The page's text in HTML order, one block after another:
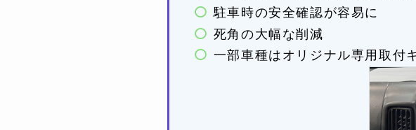
駐車時の安全確認が容易に
死角の大幅な削減
一部車種はオリジナル専用取付